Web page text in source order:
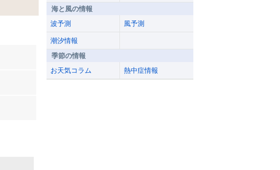
海と風の情報
波予測
風予測
潮汐情報
季節の情報
お天気コラム
熱中症情報